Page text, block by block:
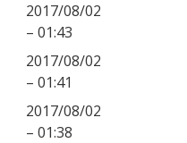
2017/08/02
– 01:43
2017/08/02
– 01:41
2017/08/02
– 01:38